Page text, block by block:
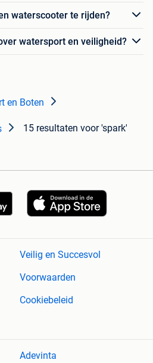
waterscooter te rijden?
watersport en veiligheid?
en Boten
15 resultaten voor 'spark'
Veilig en Succesvol
Voorwaarden
Cookiebeleid
Adevinta